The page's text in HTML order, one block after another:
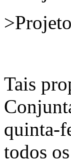
Tais
quinta-
todos